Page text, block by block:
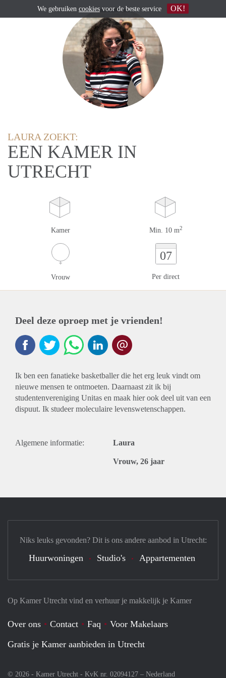
LAURA ZOEKT:
EEN KAMER IN
UTRECHT
Kamer Min. 10 m2
Vrouw
07
Per direct
Deel deze oproep met je vrienden!
Ik ben een fanatieke basketballer die het erg leuk vindt om
nieuwe mensen te ontmoeten. Daarnaast zit ik bij
studentenvereniging Unitas en maak hier ook deel uit van een
dispuut. Ik studeer moleculaire levenswetenschappen.
Algemene informatie: Laura
Vrouw, 26 jaar
Op Kamer Utrecht vind en verhuur je makkelijk je Kamer
Over ons Contact Faq
Voor Makelaars
Gratis je Kamer aanbieden in Utrecht
© 2026 - Kamer Utrecht - KvK nr. 02094127 – Nederland
Niks leuks gevonden? Dit is ons andere aanbod in Utrecht:
Huurwoningen Studio's Appartementen
We gebruiken cookies voor de beste service OK!